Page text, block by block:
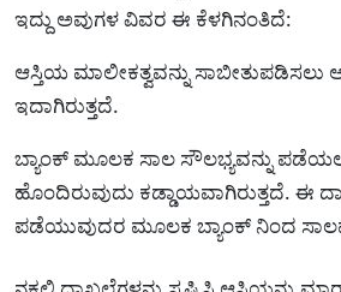
ಇದ್ದು ಅವುಗಳ ವಿವರ ಈ ಕೆಳಗಿನಂತಿದೆ:
ಆಸ್ತಿಯ ಮಾಲೀಕತ್ವವನ್ನು ಸಾಬೀತುಪಡಿಸಲು
ಇದಾಗಿರುತ್ತದೆ.
ಬ್ಯಾಂಕ್ ಮೂಲಕ ಸಾಲ ಸೌಲಭ್ಯವನ್ನು
ಹೊಂದಿರುವುದು ಕಡ್ಡಾಯವಾಗಿರುತ್ತದೆ. ಈ
ಪಡೆಯುವುದರ ಮೂಲಕ ಬ್ಯಾಂಕ್ ನಿಂದ